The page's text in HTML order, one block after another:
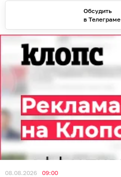
Обсудить
в Телеграме
08.08.2026 09:00